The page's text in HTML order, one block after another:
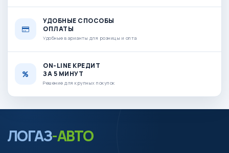
УДОБНЫЕ СПОСОБЫ
ОПЛАТЫ
Удобные варианты для розницы и опта
ON-LINE КРЕДИТ
ЗА 5 МИНУТ
Решение для крупных покупок
ЛОГАЗ-АВТО